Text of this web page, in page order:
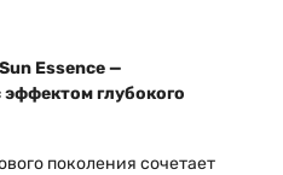
Essence —
глубокого
поколения сочетает